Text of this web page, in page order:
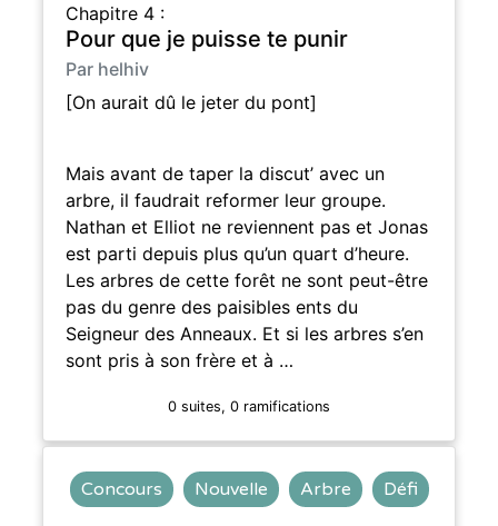
Chapitre 4 :
Pour que je puisse te punir
Par helhiv
[On aurait dû le jeter du pont]
Mais avant de taper la discut’ avec un
arbre, il faudrait reformer leur groupe.
Nathan et Elliot ne reviennent pas et Jonas
est parti depuis plus qu’un quart d’heure.
Les arbres de cette forêt ne sont peut-être
pas du genre des paisibles ents du
Seigneur des Anneaux. Et si les arbres s’en
sont pris à son frère et à …
0 suites, 0 ramifications
Concours Nouvelle Arbre Défi